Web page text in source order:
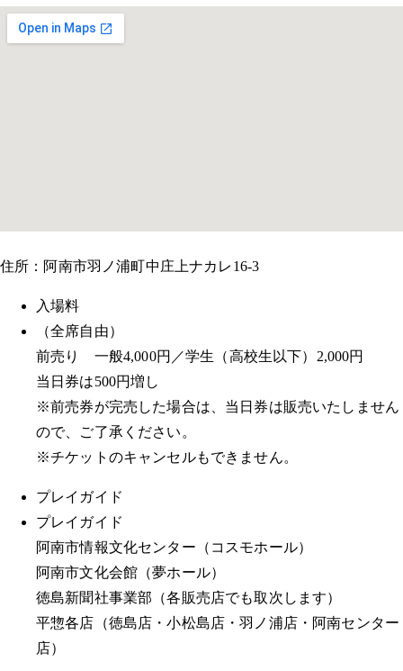
住所：阿南市羽ノ浦町中庄上ナカレ16-3
入場料
（全席自由）
前売り 一般4,000円／学生（高校生以下）2,000円
当日券は500円増し
※前売券が完売した場合は、当日券は販売いたしません
ので、ご了承ください。
※チケットのキャンセルもできません。
プレイガイド
プレイガイド
阿南市情報文化センター（コスモホール）
阿南市文化会館（夢ホール）
徳島新聞社事業部（各販売店でも取次します）
平惣各店（徳島店・小松島店・羽ノ浦店・阿南センター
店）